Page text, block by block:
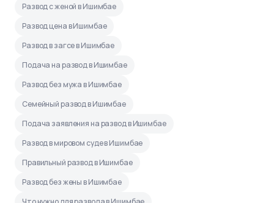
Развод с женой в Ишимбае
Развод цена в Ишимбае
Развод в загсе в Ишимбае
Подача на развод в Ишимбае
Развод без мужа в Ишимбае
Семейный развод в Ишимбае
Подача заявления на развод в Ишимбае
Развод в мировом суде в Ишимбае
Правильный развод в Ишимбае
Развод без жены в Ишимбае